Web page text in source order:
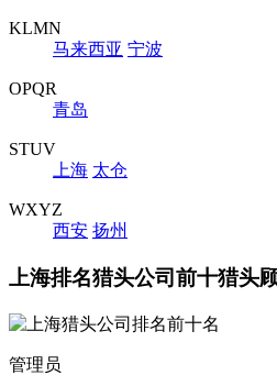
KLMN
马来西亚 宁波
OPQR
青岛
STUV
上海 太仓
WXYZ
西安 扬州
上海排名猎头公司前十猎头
管理员